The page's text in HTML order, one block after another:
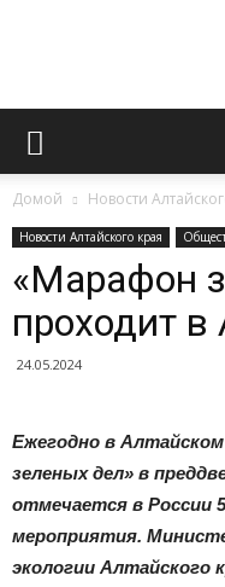
Домой Новости
Новости Алтайского края
«Марафон
проходит в
24.05.2024
Ежегодно в
зеленых дел» в
отмечается в России
мероприятия.
экологии Алтайского